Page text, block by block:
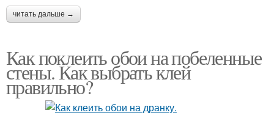
читать дальше →
Как поклеить обои на побеленные
стены. Как выбрать клей
правильно?